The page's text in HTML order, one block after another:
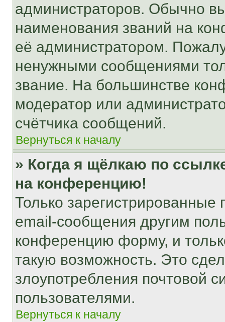
администраторов. Обычно
наименования званий на
её администратором.
ненужными сообщениями
звание. На большинстве
модератор или
счётчика сообщений.
Вернуться к началу
» Когда я щёлкаю по
на конференцию!
Только зарегистрированные
email-сообщения другим
конференцию форму, и
такую возможность. Это
злоупотребления почтовой
пользователями.
Вернуться к началу